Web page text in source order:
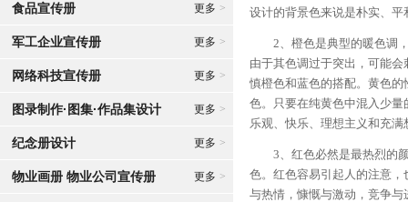
食品宣传册 更多 >
军工企业宣传册 更多 >
网络科技宣传册 更多 >
图录制作·图集·作品集设计 更多 >
纪念册设计 更多 >
物业画册 物业公司宣传册 更多 >
设计的背景色来说是朴实、
2、橙色是典型的暖色调，
由于其色调过于突出，可能
慎橙色和蓝色的搭配。黄色
色。只要在纯黄色中混入少
乐观、快乐、理想主义和充
3、红色必然是最热烈的颜
色。红色容易引起人的注意
与热情，慷慨与激动，竞争